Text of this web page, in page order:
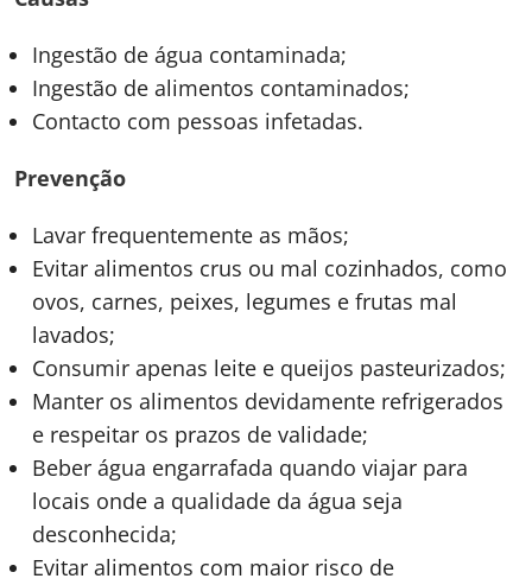
Ingestão de água contaminada;
Ingestão de alimentos contaminados;
Contacto com pessoas infetadas.
Prevenção
Lavar frequentemente as mãos;
Evitar alimentos crus ou mal cozinhados, como
ovos, carnes, peixes, legumes e frutas mal
lavados;
Consumir apenas leite e queijos pasteurizados;
Manter os alimentos devidamente refrigerados
e respeitar os prazos de validade;
Beber água engarrafada quando viajar para
locais onde a qualidade da água seja
desconhecida;
Evitar alimentos com maior risco de